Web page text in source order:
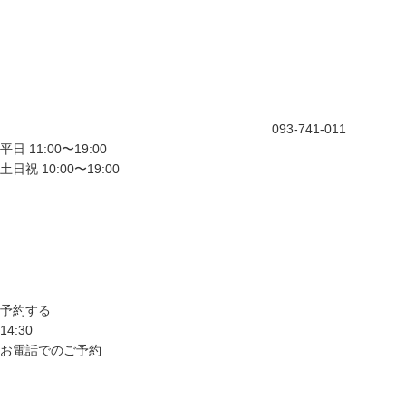
093-741-011
平日 11:00〜19:00
土日祝 10:00〜19:00
予約する
14:30
お電話でのご予約